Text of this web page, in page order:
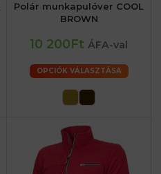
Polár munkapulóver COOL
BROWN
10 200Ft ÁFA-val
OPCIÓK VÁLASZTÁSA